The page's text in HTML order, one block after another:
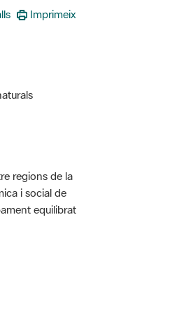
Imprimeix
regions de la
i social de
equilibrat